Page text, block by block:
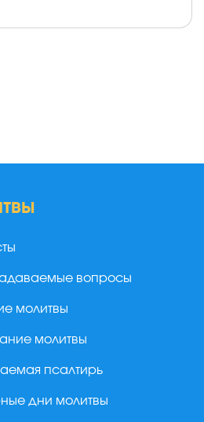
вопросы
молитвы
молитвы
псалтирь
дни молитвы